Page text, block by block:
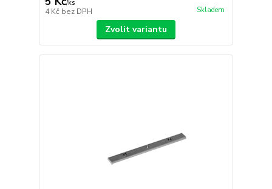
/ks
4 Kč bez DPH Skladem
Zvolit variantu